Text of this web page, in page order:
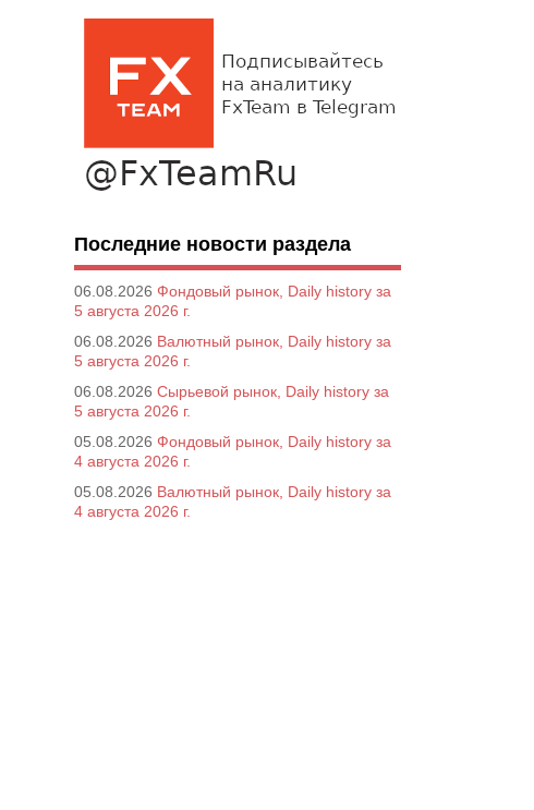
Последние новости раздела
06.08.2026 Фондовый рынок, Daily history за
5 августа 2026 г.
06.08.2026 Валютный рынок, Daily history за
5 августа 2026 г.
06.08.2026 Сырьевой рынок, Daily history за
5 августа 2026 г.
05.08.2026 Фондовый рынок, Daily history за
4 августа 2026 г.
05.08.2026 Валютный рынок, Daily history за
4 августа 2026 г.